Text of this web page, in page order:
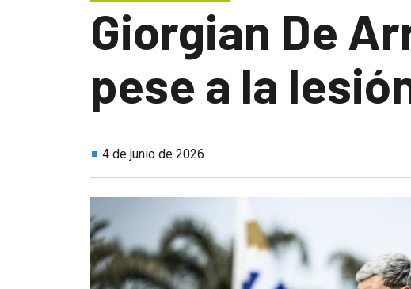
Giorgian De
pese a la
4 de junio de 2026